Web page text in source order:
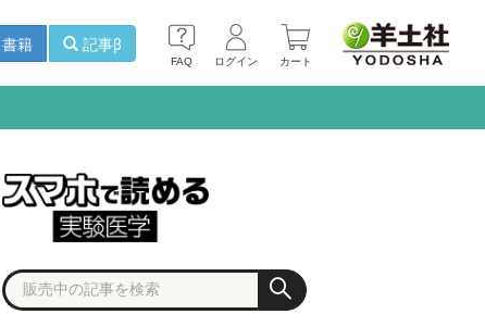
FAQ ログイン カート
書籍 記事β